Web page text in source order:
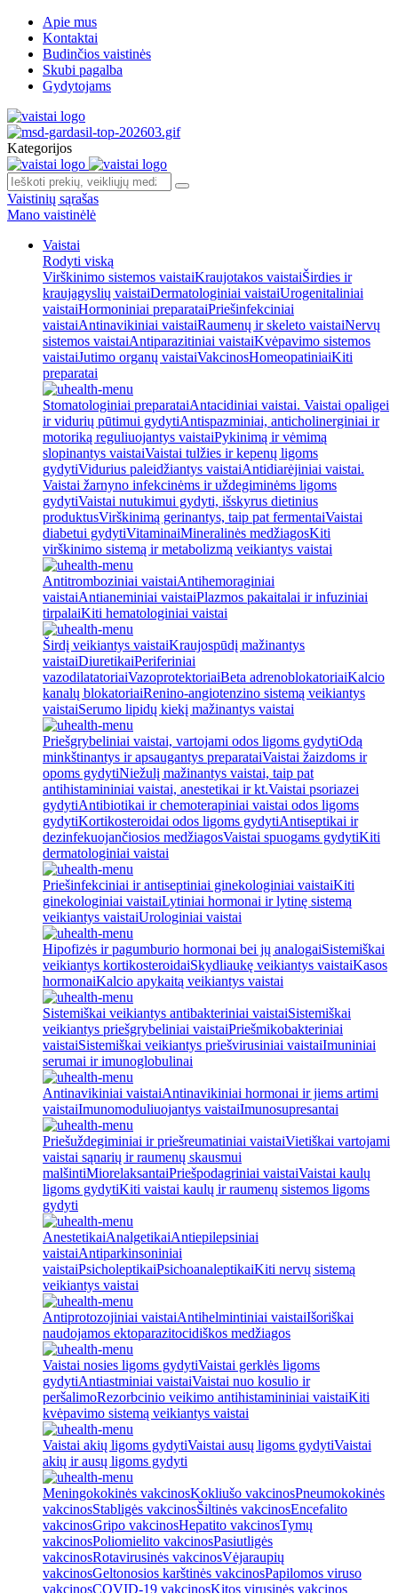
Apie mus
Kontaktai
Budinčios vaistinės
Skubi pagalba
Gydytojams
Kategorijos
Vaistinių sąrašas
Mano vaistinėlė
Vaistai
Rodyti viską
Virškinimo sistemos vaistaiKraujotakos vaistaiŠirdies ir
kraujagyslių vaistaiDermatologiniai vaistaiUrogenitaliniai
vaistaiHormoniniai preparataiPriešinfekciniai
vaistaiAntinavikiniai vaistaiRaumenų ir skeleto vaistaiNervų
sistemos vaistaiAntiparazitiniai vaistaiKvėpavimo sistemos
vaistaiJutimo organų vaistaiVakcinosHomeopatiniaiKiti
preparatai
Stomatologiniai preparataiAntacidiniai vaistai. Vaistai opaligei
ir vidurių pūtimui gydytiAntispazminiai, anticholinerginiai ir
motoriką reguliuojantys vaistaiPykinimą ir vėmimą
slopinantys vaistaiVaistai tulžies ir kepenų ligoms
gydytiVidurius paleidžiantys vaistaiAntidiarėjiniai vaistai.
Vaistai žarnyno infekcinėms ir uždegiminėms ligoms
gydytiVaistai nutukimui gydyti, išskyrus dietinius
produktusVirškinimą gerinantys, taip pat fermentaiVaistai
diabetui gydytiVitaminaiMineralinės medžiagosKiti
virškinimo sistemą ir metabolizmą veikiantys vaistai
Antitromboziniai vaistaiAntihemoraginiai
vaistaiAntianeminiai vaistaiPlazmos pakaitalai ir infuziniai
tirpalaiKiti hematologiniai vaistai
Širdį veikiantys vaistaiKraujospūdį mažinantys
vaistaiDiuretikaiPeriferiniai
vazodilatatoriaiVazoprotektoriaiBeta adrenoblokatoriaiKalcio
kanalų blokatoriaiRenino-angiotenzino sistemą veikiantys
vaistaiSerumo lipidų kiekį mažinantys vaistai
Priešgrybeliniai vaistai, vartojami odos ligoms gydytiOdą
minkštinantys ir apsaugantys preparataiVaistai žaizdoms ir
opoms gydytiNiežulį mažinantys vaistai, taip pat
antihistamininiai vaistai, anestetikai ir kt.Vaistai psoriazei
gydytiAntibiotikai ir chemoterapiniai vaistai odos ligoms
gydytiKortikosteroidai odos ligoms gydytiAntiseptikai ir
dezinfekuojančiosios medžiagosVaistai spuogams gydytiKiti
dermatologiniai vaistai
Priešinfekciniai ir antiseptiniai ginekologiniai vaistaiKiti
ginekologiniai vaistaiLytiniai hormonai ir lytinę sistemą
veikiantys vaistaiUrologiniai vaistai
Hipofizės ir pagumburio hormonai bei jų analogaiSistemiškai
veikiantys kortikosteroidaiSkydliaukę veikiantys vaistaiKasos
hormonaiKalcio apykaitą veikiantys vaistai
Sistemiškai veikiantys antibakteriniai vaistaiSistemiškai
veikiantys priešgrybeliniai vaistaiPriešmikobakteriniai
vaistaiSistemiškai veikiantys priešvirusiniai vaistaiImuniniai
serumai ir imunoglobulinai
Antinavikiniai vaistaiAntinavikiniai hormonai ir jiems artimi
vaistaiImunomoduliuojantys vaistaiImunosupresantai
Priešuždegiminiai ir priešreumatiniai vaistaiVietiškai vartojami
vaistai sąnarių ir raumenų skausmui
malšintiMiorelaksantaiPriešpodagriniai vaistaiVaistai kaulų
ligoms gydytiKiti vaistai kaulų ir raumenų sistemos ligoms
gydyti
AnestetikaiAnalgetikaiAntiepilepsiniai
vaistaiAntiparkinsoniniai
vaistaiPsicholeptikaiPsichoanaleptikaiKiti nervų sistemą
veikiantys vaistai
Antiprotozojiniai vaistaiAntihelmintiniai vaistaiIšoriškai
naudojamos ektoparazitocidiškos medžiagos
Vaistai nosies ligoms gydytiVaistai gerklės ligoms
gydytiAntiastminiai vaistaiVaistai nuo kosulio ir
peršalimoRezorbcinio veikimo antihistamininiai vaistaiKiti
kvėpavimo sistemą veikiantys vaistai
Vaistai akių ligoms gydytiVaistai ausų ligoms gydytiVaistai
akių ir ausų ligoms gydyti
Meningokokinės vakcinosKokliušo vakcinosPneumokokinės
vakcinosStabligės vakcinosŠiltinės vakcinosEncefalito
vakcinosGripo vakcinosHepatito vakcinosTymų
vakcinosPoliomielito vakcinosPasiutligės
vakcinosRotavirusinės vakcinosVėjaraupių
vakcinosGeltonosios karštinės vakcinosPapilomos viruso
vakcinosCOVID-19 vakcinosKitos virusinės vakcinos